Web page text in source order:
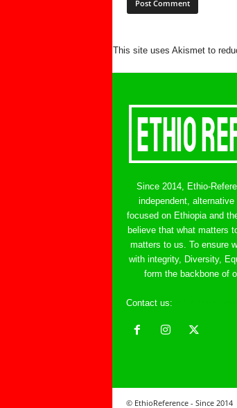
This site uses Akismet to
Since 2014, Ethio-
independent,
focused on Ethiopia and
believe that what matters
matters to us. To ensure
with integrity, Diversity,
form the backbone of
Contact us:
© EthioReference - Since 2014